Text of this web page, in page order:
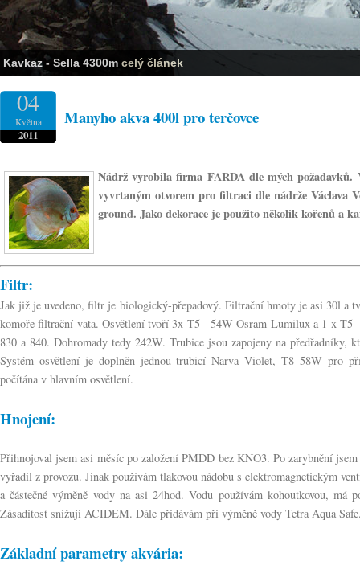
Kavkaz - Sella 4300m celý článek
04
Května
2011
Manyho akva 400l pro terčovce
Nádrž vyrobila firma FARDA dle mých
vyvrtaným otvorem pro filtraci dle nádrže Václava
ground. Jako dekorace je použito několik kořenů a
Filtr:
Jak již je uvedeno, filtr je biologický-přepadový. Filtrační hmoty je asi 30l
komoře filtrační vata. Osvětlení tvoří 3x T5 - 54W Osram Lumilux a 1 x T5
830 a 840. Dohromady tedy 242W. Trubice jsou zapojeny na předřadníky,
Systém osvětlení je doplněn jednou trubicí Narva Violet, T8 58W pro
počítána v hlavním osvětlení.
Hnojení:
Přihnojoval jsem asi měsíc po založení PMDD bez KNO3. Po zarybnění
vyřadil z provozu. Jinak používám tlakovou nádobu s elektromagnetickým
a částečné výměně vody na asi 24hod. Vodu používám kohoutkovou,
Zásaditost snižuji ACIDEM. Dále přidávám při výměně vody Tetra Aqua
Základní parametry akvária: